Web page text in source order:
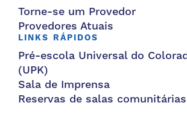
Torne-se um Provedor
Provedores Atuais
LINKS RÁPIDOS
Pré-escola Universal do
(UPK)
Sala de Imprensa
Reservas de salas comunitárias